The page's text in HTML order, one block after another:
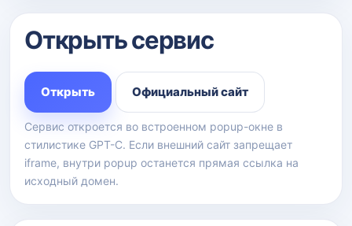
Открыть сервис
Открыть Официальный сайт
Сервис откроется во встроенном popup-окне в
стилистике GPT-C. Если внешний сайт запрещает
iframe, внутри popup останется прямая ссылка на
исходный домен.